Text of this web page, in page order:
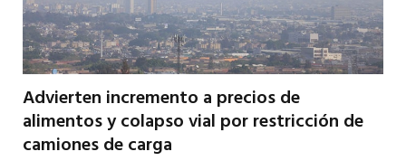
Advierten incremento a precios de
alimentos y colapso vial por restricción de
camiones de carga